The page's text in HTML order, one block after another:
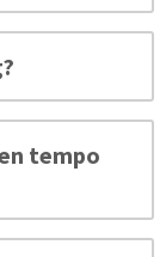
tempo